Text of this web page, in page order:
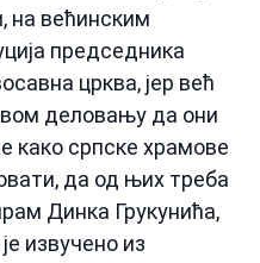
на већинским
председника
црква, јер већ
деловању да они
како српске храмове
да од њих треба
Динка Грукунића,
извучено из